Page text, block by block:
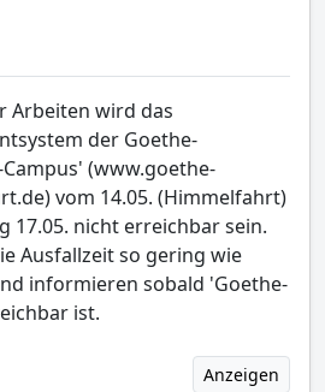
Arbeiten wird das
der Goethe-
(www.goethe-
vom 14.05. (Himmelfahrt)
17.05. nicht erreichbar sein.
Ausfallzeit so gering wie
informieren sobald 'Goethe-
ist.
Anzeigen